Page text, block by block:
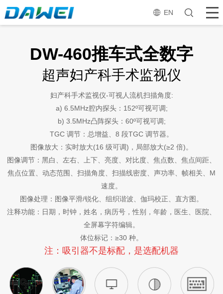
EN
DW-460推车式全数字
超声妇产科手术监视仪
妇产科手术监视仪-可视人流机扫描角度:
a) 6.5MHz腔内探头：152º可视可调;
b) 3.5MHz凸阵探头：60º可视可调;
TGC 调节：总增益、8 段TGC 调节器。
图像放大：实时放大(16 级可调)，局部放大(≥2 倍)。
图像调节：黑白、左右、上下、亮度、对比度、焦点数、焦点间距、
焦点位置、动态范围、扫描角度、扫描线密度、声功率、帧相关、M
速度。
图像处理：图像平滑/锐化、组织谐波、伽玛校正、直方图。
注释功能：日期，时钟，姓名，病历号，性别，年龄，医生、医院、
全屏幕字符编辑。
体位标记：≥30 种。
注：吸引器不是标配，是选配机器